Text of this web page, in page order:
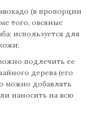
(в пропорции
того, овсяные
используется для
подлечить ее
дерева (его
можно добавлять
наносить на всю